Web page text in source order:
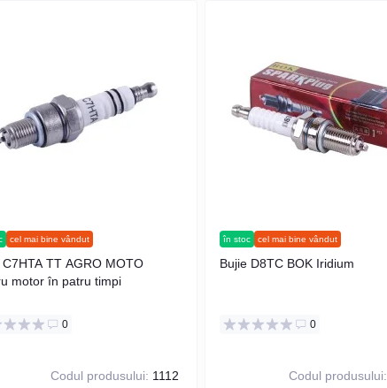
cel mai bine vândut
C7HTA TT AGRO MOTO
motor în patru timpi
0
Codul produsului: 1112
în stoc cel mai bine vândut
Bujie D8TC BOK Iridium
0
Codul produsului: